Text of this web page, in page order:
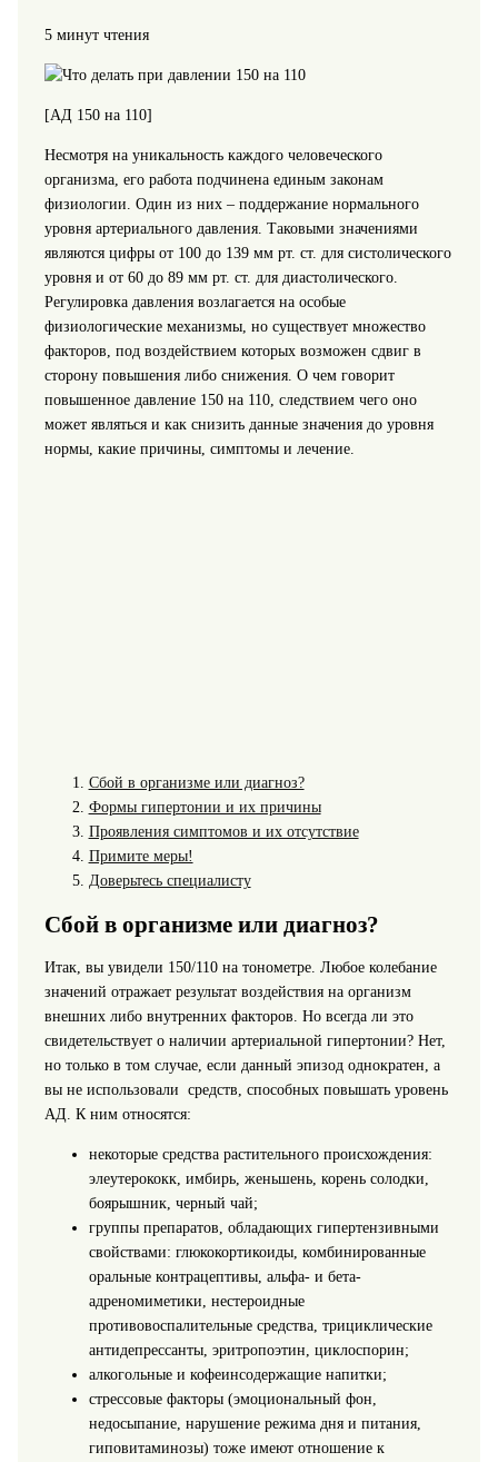
5 минут чтения
[АД 150 на 110]
Несмотря на уникальность каждого человеческого
организма, его работа подчинена единым законам
физиологии. Один из них – поддержание нормального
уровня артериального давления. Таковыми значениями
являются цифры от 100 до 139 мм рт. ст. для систолического
уровня и от 60 до 89 мм рт. ст. для диастолического.
Регулировка давления возлагается на особые
физиологические механизмы, но существует множество
факторов, под воздействием которых возможен сдвиг в
сторону повышения либо снижения. О чем говорит
повышенное давление 150 на 110, следствием чего оно
может являться и как снизить данные значения до уровня
нормы, какие причины, симптомы и лечение.
Сбой в организме или диагноз?
Формы гипертонии и их причины
Проявления симптомов и их отсутствие
Примите меры!
Доверьтесь специалисту
Сбой в организме или диагноз?
Итак, вы увидели 150/110 на тонометре. Любое колебание
значений отражает результат воздействия на организм
внешних либо внутренних факторов. Но всегда ли это
свидетельствует о наличии артериальной гипертонии? Нет,
но только в том случае, если данный эпизод однократен, а
вы не использовали средств, способных повышать уровень
АД. К ним относятся:
некоторые средства растительного происхождения:
элеутерококк, имбирь, женьшень, корень солодки,
боярышник, черный чай;
группы препаратов, обладающих гипертензивными
свойствами: глюкокортикоиды, комбинированные
оральные контрацептивы, альфа- и бета-
адреномиметики, нестероидные
противовоспалительные средства, трициклические
антидепрессанты, эритропоэтин, циклоспорин;
алкогольные и кофеинсодержащие напитки;
стрессовые факторы (эмоциональный фон,
недосыпание, нарушение режима дня и питания,
гиповитаминозы) тоже имеют отношение к